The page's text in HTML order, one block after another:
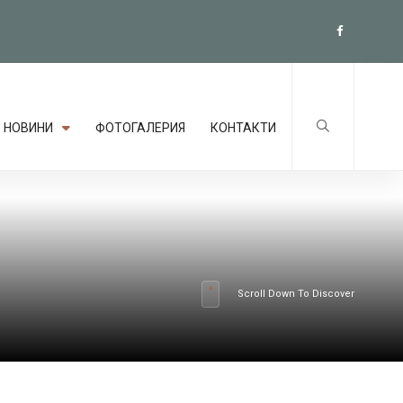
НОВИНИ ФОТОГАЛЕРИЯ КОНТАКТИ
Scroll Down To Discover